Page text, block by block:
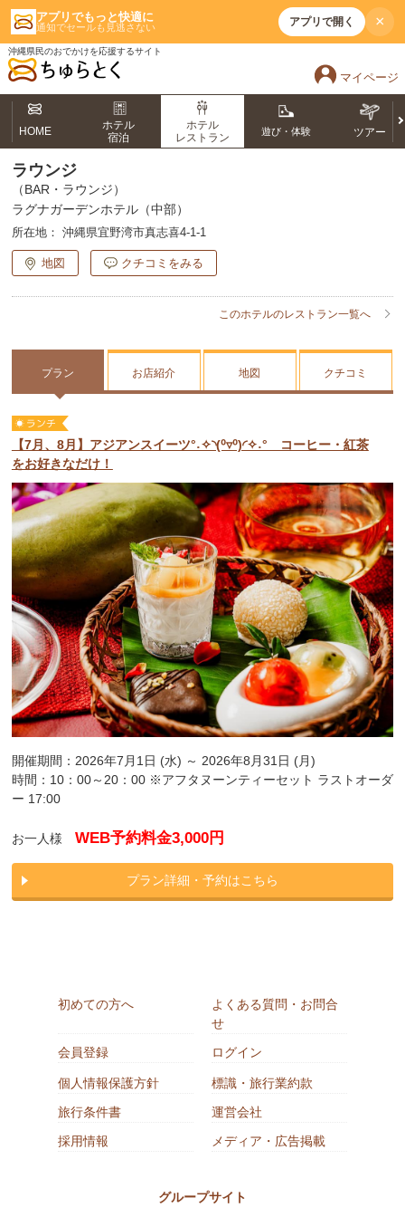
アプリでもっと快適に
通知でセールも見逃さない アプリで開く ×
沖縄県民のおでかけを応援するサイト
マイページ
HOME
ホテル
宿泊
ホテル
レストラン
遊び・体験 ツアー
ラウンジ
（BAR・ラウンジ）
ラグナガーデンホテル（中部）
所在地： 沖縄県宜野湾市真志喜4-1-1
地図 クチコミをみる
このホテルのレストラン一覧へ
プラン お店紹介 地図 クチコミ
【7月、8月】アジアンスイーツ°˖✧◝(⁰▿⁰)◜✧˖° コーヒー・紅茶
をお好きなだけ！
開催期間：2026年7月1日 (水) ～ 2026年8月31日 (月)
時間：10：00～20：00 ※アフタヌーンティーセット ラストオーダ
ー 17:00
お一人様 WEB予約料金3,000円
プラン詳細・予約はこちら
初めての方へ
よくある質問・お問合
せ
会員登録
ログイン
個人情報保護方針
標識・旅行業約款
旅行条件書
運営会社
採用情報
メディア・広告掲載
グループサイト